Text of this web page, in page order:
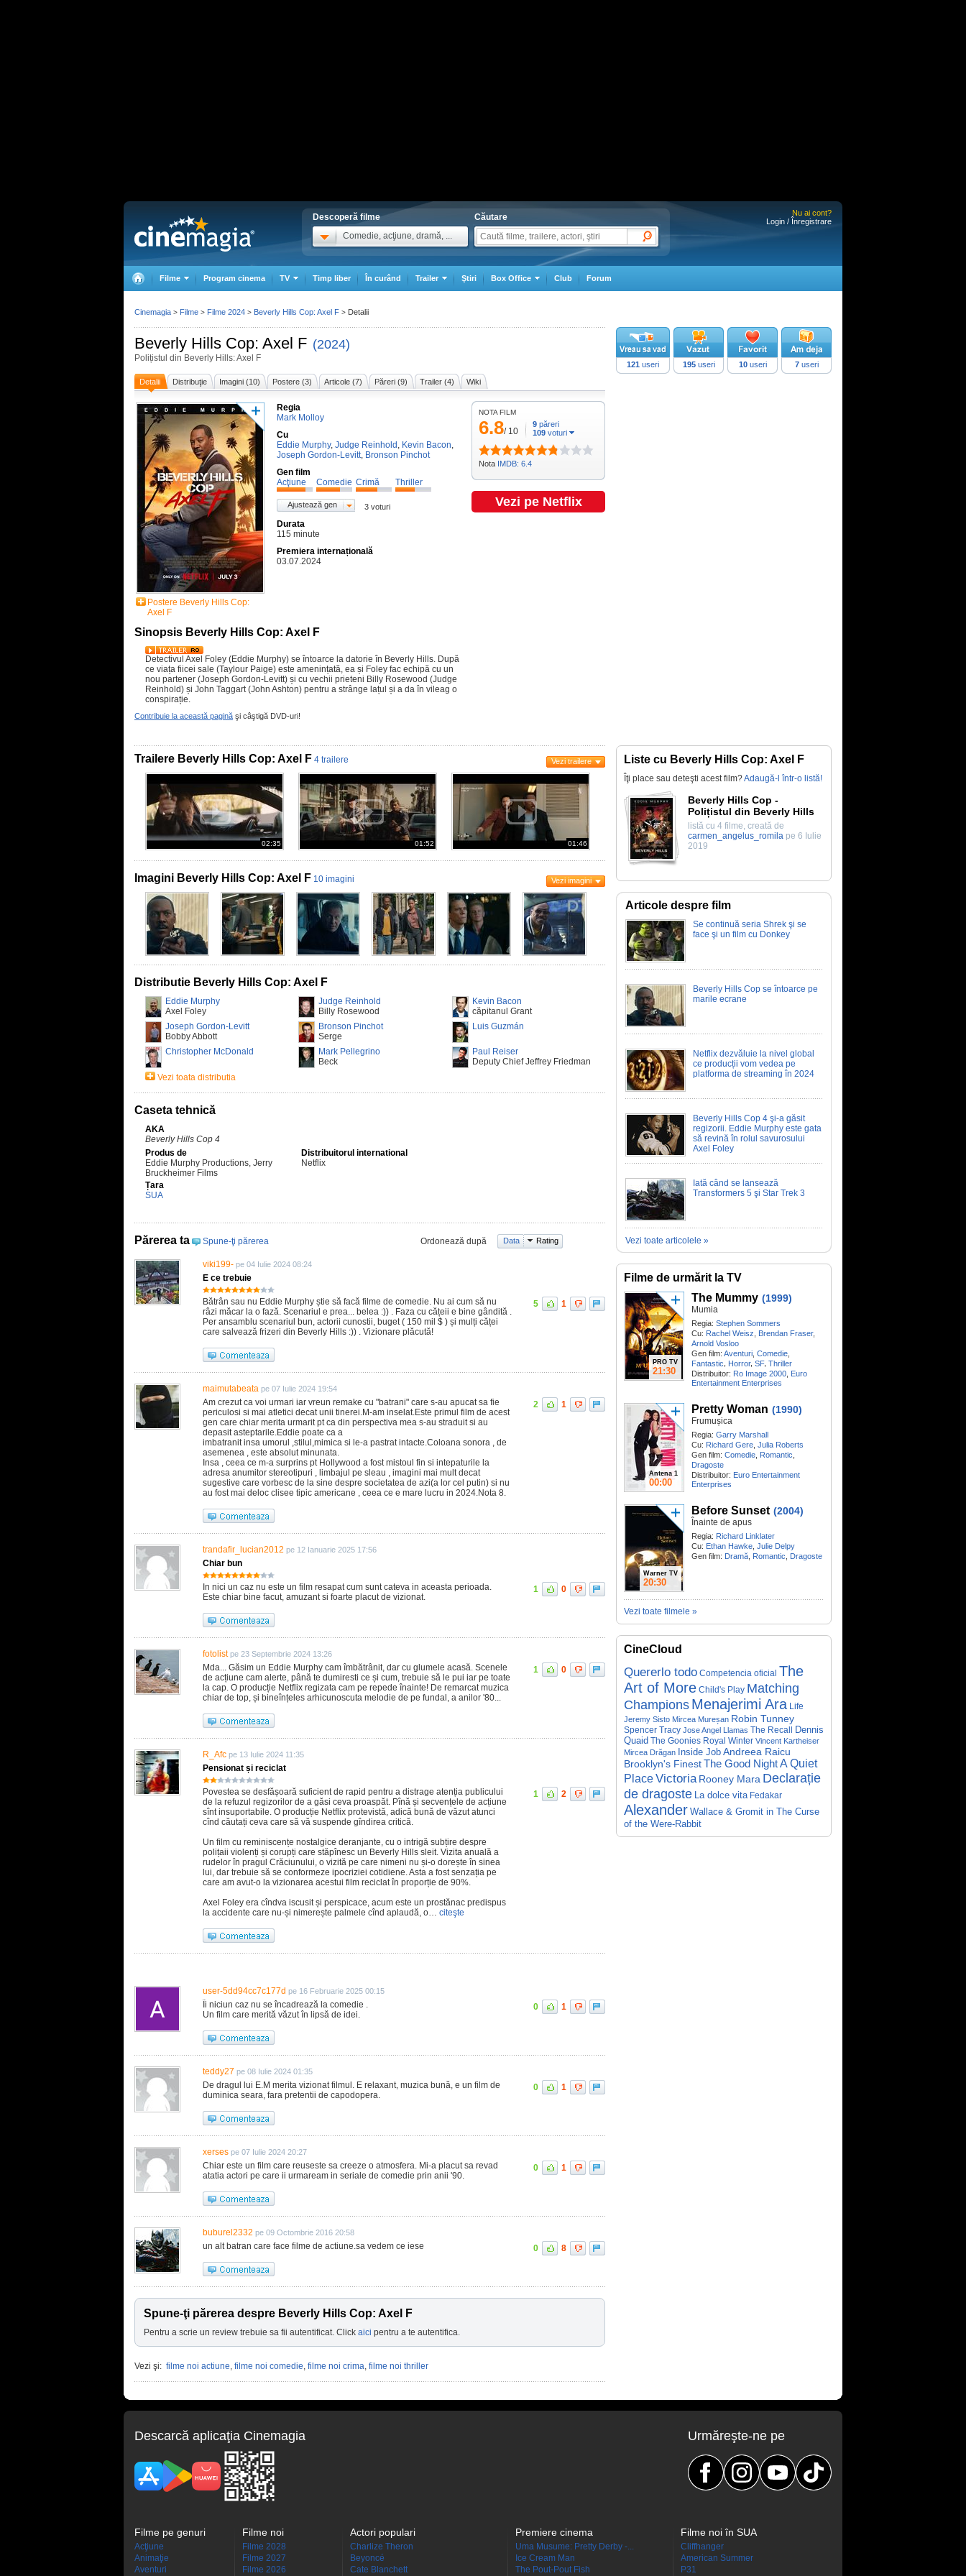
Descoperă filme
Comedie, acţiune, dramă, ...
Căutare
Nu ai cont?
Login / Înregistrare
Filme Program cinema TV Timp liber În curând Trailer Ştiri Box Office Club Forum
Beverly Hills Cop: Axel F (2024)
Polițistul din Beverly Hills: Axel F
Detalii Distribuţie Imagini (10) Postere (3) Articole (7) Păreri (9) Trailer (4) Wiki
Postere Beverly Hills Cop:
Axel F
Regia
Mark Molloy
Cu
Eddie Murphy, Judge Reinhold , Kevin Bacon,
Joseph Gordon-Levitt, Bronson Pinchot
Gen film
Acţiune
Comedie Crimă Thriller
Ajustează gen 3 voturi
Durata
115 minute
Premiera internațională
03.07.2024
Sinopsis Beverly Hills Cop: Axel F
Detectivul Axel Foley (Eddie Murphy) se întoarce la datorie în Beverly Hills. După
ce viața fiicei sale (Taylour Paige) este amenințată, ea și Foley fac echipă cu un
nou partener (Joseph Gordon-Levitt) și cu vechii prieteni Billy Rosewood (Judge
Reinhold) și John Taggart (John Ashton) pentru a strânge lațul și a da în vileag o
conspirație.
Contribuie la această pagină şi câştigă DVD-uri!
NOTA FILM
6.8/ 10
9 păreri
109 voturi
Nota IMDB: 6.4
Vezi pe Netflix
121 useri 195useri 10useri 7useri
Trailere Beverly Hills Cop: Axel F 4 trailere Vezi trailere
02:35 01:52 01:46
Imagini Beverly Hills Cop: Axel F 10 imagini Vezi imagini
Distributie Beverly Hills Cop: Axel F
Eddie Murphy
Axel Foley
Judge Reinhold
Billy Rosewood
Kevin Bacon
căpitanul Grant
Joseph Gordon-Levitt
Bobby Abbott
Bronson Pinchot
Serge
Luis Guzmán
Christopher McDonald
Mark Pellegrino
Beck
Paul Reiser
Deputy Chief Jeffrey Friedman
Vezi toata distributia
Caseta tehnică
AKA
Beverly Hills Cop 4
Produs de
Eddie Murphy Productions, Jerry
Bruckheimer Films
Distribuitorul international
Netflix
Țara
SUA
Părerea ta Spune-ţi părerea Ordonează după Data Rating
viki199- pe 04 Iulie 2024 08:24
E ce trebuie
Bătrân sau nu Eddie Murphy știe să facă filme de comedie. Nu ai cum să nu
râzi măcar la o fază. Scenariul e prea... belea :)) . Faza cu cățeii e bine gândită .
Per ansamblu scenariul bun, actorii cunostii, buget ( 150 mil $ ) și mulți căței
care salvează frizeri din Beverly Hills :)) . Vizionare plăcută!
5 1
maimutabeata pe 07 Iulie 2024 19:54
Am crezut ca voi urmari iar vreun remake cu "batrani" care s-au apucat sa fie
periculosi si mai atletici decat unii tinerei.M-am inselat.Este primul film de acest
gen care chiar merita urmarit pt ca din perspectiva mea s-au straduit si au
depasit asteptarile.Eddie poate ca a
imbatranit insa umorul ,stilul,mimica si le-a pastrat intacte.Coloana sonora , de
asemenea , este absolut minunata.
Insa , ceea ce m-a surprins pt Hollywood a fost mistoul fin si intepaturile la
adresa anumitor stereotipuri , limbajul pe sleau , imagini mai mult decat
sugestive care vorbesc de la sine despre societatea de azi(a lor cel putin) si nu
au fost mai deloc clisee tipic americane , ceea ce e mare lucru in 2024.Nota 8.
2 1
trandafir_lucian2012 pe 12 Ianuarie 2025 17:56
Chiar bun
In nici un caz nu este un film resapat cum sunt cateva in aceasta perioada.
Este chiar bine facut, amuzant si foarte placut de vizionat.
1 0
fotolist pe 23 Septembrie 2024 13:26
Mda... Găsim un Eddie Murphy cam îmbătrânit, dar cu glumele acasă. Scenele
de acțiune cam alerte, până te dumiresti ce și cum, trebuie să le pui iar pe toate
la cap. O producție Netflix regizata cam pe repede înainte! De remarcat muzica
chiar de top, și bineînțeles arhicunoscuta melodie de pe fundal, a anilor '80...
1 0
R_Afc pe 13 Iulie 2024 11:35
Pensionat și reciclat
Povestea se desfășoară suficient de rapid pentru a distrage atenția publicului
de la refuzul regizorilor de a găsi ceva proaspăt. Pînă și secvențele de acțiune
sînt insuportabile. O producție Netflix protevistă, adică bună de văzut atunci
cînd căutați ceva care să vă suspende gîndirea critică.
Un film cu reminiscențe nostalgice deranjante, cu o intrigă subțire despre
polițaii violenți și corupți care stăpînesc un Beverly Hills sleit. Vizita anuală a
rudelor în pragul Crăciunului, o vizită pe care nimeni nu și-o dorește în sinea
lui, dar trebuie să se conformeze ipocriziei cotidiene. Asta a fost senzația pe
care am avut-o la vizionarea acestui film reciclat în proporție de 90%.
Axel Foley era cîndva iscusit și perspicace, acum este un prostănac predispus
la accidente care nu-și nimerește palmele cînd aplaudă, o… citeşte
1 2
user-5dd94cc7c177d pe 16 Februarie 2025 00:15
Îi niciun caz nu se încadrează la comedie .
Un film care merită văzut în lipsă de idei.
0 1
teddy27 pe 08 Iulie 2024 01:35
De dragul lui E.M merita vizionat filmul. E relaxant, muzica bună, e un film de
duminica seara, fara pretentii de capodopera.
0 1
xerses pe 07 Iulie 2024 20:27
Chiar este un film care reuseste sa creeze o atmosfera. Mi-a placut sa revad
atatia actori pe care ii urmaream in seriale de comedie prin anii '90.
0 1
buburel2332 pe 09 Octombrie 2016 20:58
un alt batran care face filme de actiune.sa vedem ce iese 0 8
Spune-ţi părerea despre Beverly Hills Cop: Axel F
Pentru a scrie un review trebuie sa fii autentificat. Click aici pentru a te autentifica.
Vezi şi: filme noi actiune, filme noi comedie, filme noi crima, filme noi thriller
Liste cu Beverly Hills Cop: Axel F
Îţi place sau deteşti acest film?Adaugă-l într-o listă!
Beverly Hills Cop -
Polițistul din Beverly Hills
listă cu 4 filme, creată de
carmen_angelus_romila pe 6 Iulie
2019
Articole despre film
Se continuă seria Shrek şi se
face şi un film cu Donkey
Beverly Hills Cop se întoarce pe
marile ecrane
Netflix dezvăluie la nivel global
ce producții vom vedea pe
platforma de streaming în 2024
Beverly Hills Cop 4 şi-a găsit
regizorii. Eddie Murphy este gata
să revină în rolul savurosului
Axel Foley
Iată când se lansează
Transformers 5 şi Star Trek 3
Vezi toate articolele »
Filme de urmărit la TV
PRO TV
21:30
The Mummy (1999)
Mumia
Regia: Stephen Sommers
Cu: Rachel Weisz Brendan Fraser,
Arnold Vosloo
Gen film: Aventuri Comedie
Fantastic, Horror, SF, Thriller
Distribuitor: Ro Image 2000 Euro
Entertainment Enterprises
Antena 1
00:00
Pretty Woman (1990)
Frumușica
Regia: Garry Marshall
Cu: Richard Gere Julia Roberts
Gen film: Comedie Romantic
Dragoste
Distribuitor: Euro Entertainment
Enterprises
Warner TV
20:30
Before Sunset (2004)
Înainte de apus
Regia: Richard Linklater
Cu: Ethan Hawke Julie Delpy
Gen film: Dramă Romantic Dragoste
Vezi toate filmele »
CineCloud
Quererlo todo Competencia oficial The
Art of More Child's Play Matching
ChampionsMenajerimi Ara Life
Jeremy Sisto Mircea Mureșan Robin Tunney
Spencer Tracy Jose Angel Llamas The Recall
Dennis
Quaid The Goonies Royal Winter Vincent Kartheiser
Mircea Drăgan Inside Job Andreea Raicu
Brooklyn's FinestThe Good NightA Quiet
PlaceVictoria Rooney Mara Declarație
de dragoste La dolce vita Fedakar
Alexander Wallace & Gromit in The Curse
of the Were-Rabbit
Cinemagia > Filme > Filme 2024 > Beverly Hills Cop: Axel F > Detalii
Descarcă aplicaţia Cinemagia Urmăreşte-ne pe
Filme pe genuri
Acţiune
Animaţie
Aventuri
Filme noi
Filme 2028
Filme 2027
Filme 2026
Actori populari
Charlize Theron
Beyoncé
Cate Blanchett
Premiere cinema
Uma Musume: Pretty Derby -...
Ice Cream Man
The Pout-Pout Fish
Filme noi în SUA
Cliffhanger
American Summer
P31